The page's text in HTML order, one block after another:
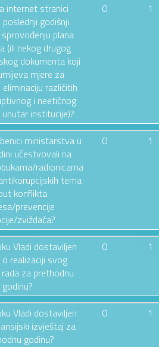
internet stranici
godišnji
plana
(ili nekog drugog
dokumenta koji
mjere za
eliminaciju različitih
i neetičnog
institucije)?
0 1
ministarstva u
učestvovali na
radionicama
tema
konflikta
prevencije
zviždača?
0 1
Vladi dostaviljen
realizaciji svog
za prethodnu
godinu?
0 1
Vladi dostaviljen
izvještaj za
godinu?
0 1